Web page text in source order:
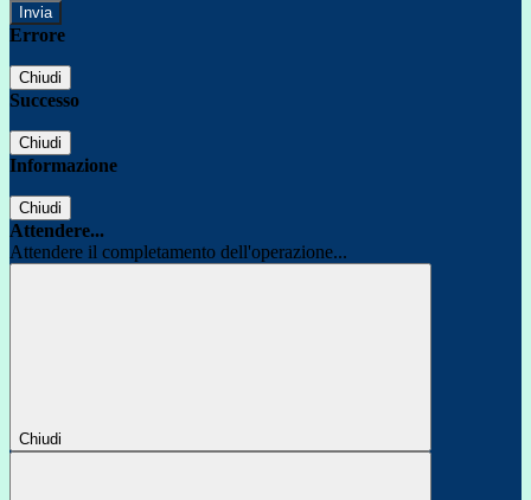
Errore
Chiudi
Successo
Chiudi
Informazione
Chiudi
Attendere...
Attendere il completamento dell'operazione...
Chiudi